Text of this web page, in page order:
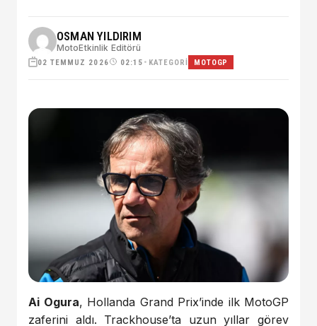
OSMAN YILDIRIM
MotoEtkinlik Editörü
02 TEMMUZ 2026 02:15 • KATEGORI MOTOGP
Ai Ogura, Hollanda Grand Prix’inde ilk MotoGP
zaferini aldı. Trackhouse’ta uzun yıllar görev